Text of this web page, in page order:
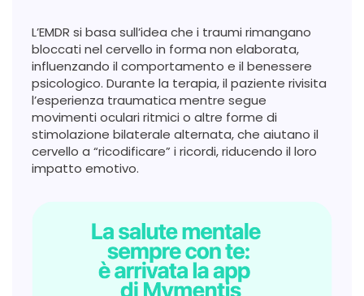
L’EMDR si basa sull’idea che i traumi rimangano
bloccati nel cervello in forma non elaborata,
influenzando il comportamento e il benessere
psicologico. Durante la terapia, il paziente rivisita
l’esperienza traumatica mentre segue
movimenti oculari ritmici o altre forme di
stimolazione bilaterale alternata, che aiutano il
cervello a “ricodificare” i ricordi, riducendo il loro
impatto emotivo.